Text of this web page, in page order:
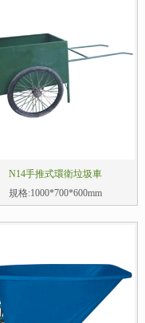
N14手推式環衛垃圾車
規格:1000*700*600mm